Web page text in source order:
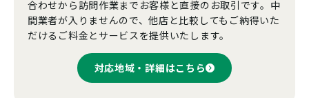
合わせから訪問作業までお客様と直接のお取引です。中
間業者が入りませんので、他店と比較してもご納得いた
だけるご料金とサービスを提供いたします。
対応地域・詳細はこちら